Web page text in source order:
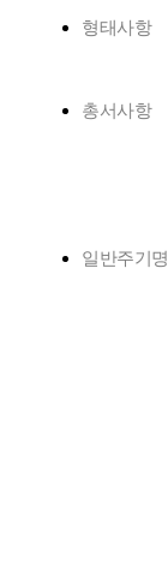
형태사항
총서사항
일반주기명